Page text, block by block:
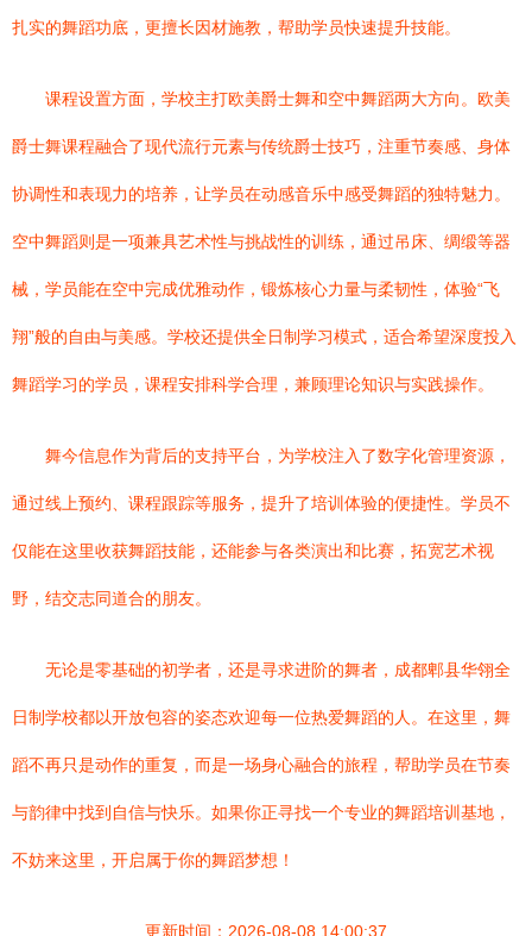
扎实的舞蹈功底，更擅长因材施教，帮助学员快速提升技能。
课程设置方面，学校主打欧美爵士舞和空中舞蹈两大方向。欧美
爵士舞课程融合了现代流行元素与传统爵士技巧，注重节奏感、身体
协调性和表现力的培养，让学员在动感音乐中感受舞蹈的独特魅力。
空中舞蹈则是一项兼具艺术性与挑战性的训练，通过吊床、绸缎等器
械，学员能在空中完成优雅动作，锻炼核心力量与柔韧性，体验“飞
翔”般的自由与美感。学校还提供全日制学习模式，适合希望深度投入
舞蹈学习的学员，课程安排科学合理，兼顾理论知识与实践操作。
舞今信息作为背后的支持平台，为学校注入了数字化管理资源，
通过线上预约、课程跟踪等服务，提升了培训体验的便捷性。学员不
仅能在这里收获舞蹈技能，还能参与各类演出和比赛，拓宽艺术视
野，结交志同道合的朋友。
无论是零基础的初学者，还是寻求进阶的舞者，成都郫县华翎全
日制学校都以开放包容的姿态欢迎每一位热爱舞蹈的人。在这里，舞
蹈不再只是动作的重复，而是一场身心融合的旅程，帮助学员在节奏
与韵律中找到自信与快乐。如果你正寻找一个专业的舞蹈培训基地，
不妨来这里，开启属于你的舞蹈梦想！
更新时间：2026-08-08 14:00:37